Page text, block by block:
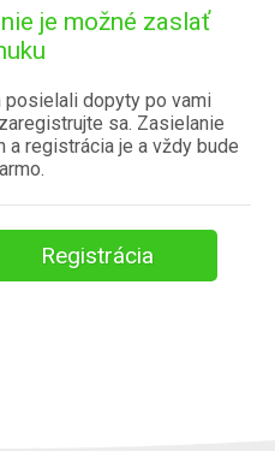
je možné zaslať
posielali dopyty po vami
sa. Zasielanie
a registrácia je a vždy bude
Registrácia